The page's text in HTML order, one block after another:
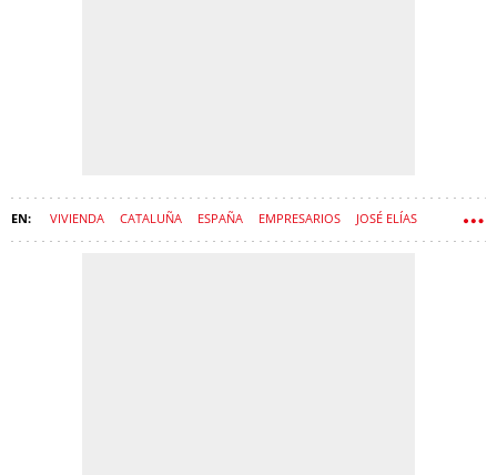
VIVIENDA CATALUÑA ESPAÑA EMPRESARIOS JOSÉ ELÍAS